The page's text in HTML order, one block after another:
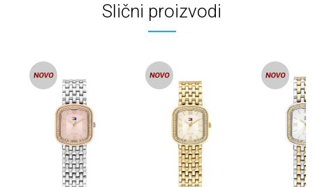
Slični proizvodi